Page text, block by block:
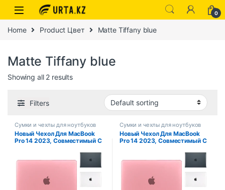
0
Home Product Цвет Matte Tiffany blue
Matte Tiffany blue
Showing all 2 results
Filters
Сумки и чехлы для ноутбуков
Новый Чехол Для MacBook
Pro 14 2023, Совместимый С
13,6 15, Сменный Чехол Для
Ноутбука Из ПВХ
Сумки и чехлы для ноутбуков
Новый Чехол Для MacBook
Pro 14 2023, Совместимый С
13,6 15, Чехол Для Ноутбука
Из ПВХ